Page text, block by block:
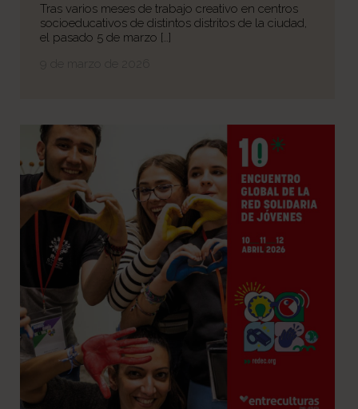
Tras varios meses de trabajo creativo en centros
socioeducativos de distintos distritos de la ciudad,
el pasado 5 de marzo […]
9 de marzo de 2026